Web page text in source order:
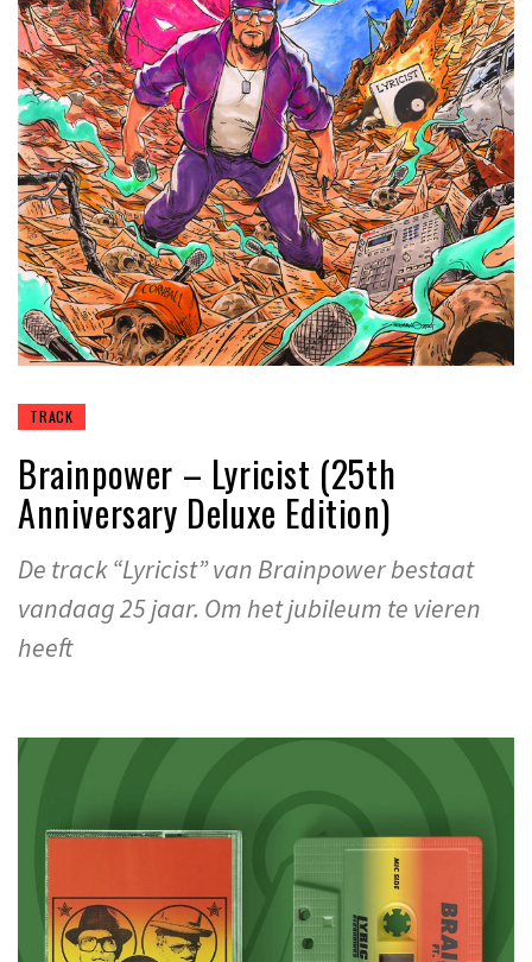
TRACK
Brainpower – Lyricist (25th
Anniversary Deluxe Edition)
De track “Lyricist” van Brainpower bestaat
vandaag 25 jaar. Om het jubileum te vieren
heeft